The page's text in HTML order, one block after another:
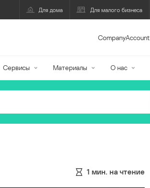
Для дома Для малого бизнеса
CompanyAccount
Сервисы Материалы О нас
1 мин. на чтение